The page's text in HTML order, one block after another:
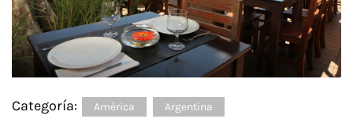
Categoría: América Argentina